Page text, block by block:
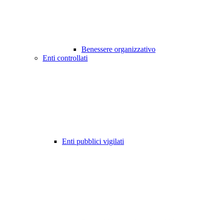
Benessere organizzativo
Enti controllati
Enti pubblici vigilati